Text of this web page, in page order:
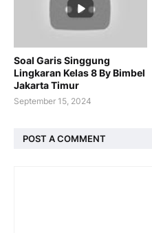
Soal Garis Singgung
Lingkaran Kelas 8 By Bimbel
Jakarta Timur
September 15, 2024
POST A COMMENT